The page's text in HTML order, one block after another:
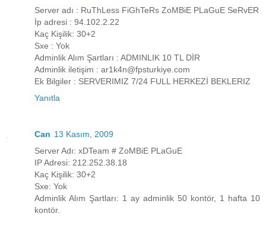
Server adı : RuThLess FiGhTeRs ZoMBiE PLaGuE SeRvER
İp adresi : 94.102.2.22
Kaç Kişilik: 30+2
Sxe : Yok
Adminlik Alım Şartları : ADMINLIK 10 TL DİR
Adminlik iletişim : ar1k4n@fpsturkiye.com
Ek Bilgiler : SERVERIMIZ 7/24 FULL HERKEZİ BEKLERIZ
Yanıtla
Can 13 Kasım, 2009
Server Adı: xDTeam # ZoMBiE PLaGuE
IP Adresi: 212.252.38.18
Kaç Kişilik: 30+2
Sxe: Yok
Adminlik Alım Şartları: 1 ay adminlik 50 kontör, 1 hafta 10
kontör.